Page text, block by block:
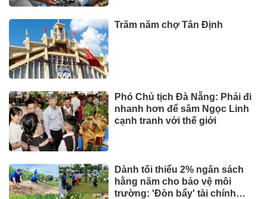
Trăm năm chợ Tân Định
Phó Chủ tịch Đà Nẵng: Phải đi
nhanh hơn để sâm Ngọc Linh
cạnh tranh với thế giới
Dành tối thiểu 2% ngân sách
hằng năm cho bảo vệ môi
trường: 'Đòn bẩy' tài chính